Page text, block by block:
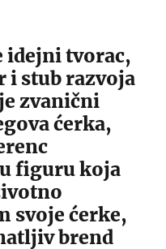
idejni tvorac,
i stub razvoja
zvanični
ćerka,
figuru koja
svoje ćerke,
brend